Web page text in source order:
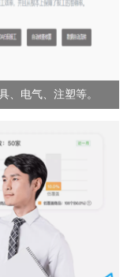
、电气、注塑等。